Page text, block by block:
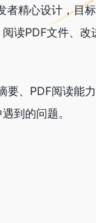
精心设计，目
读PDF文件、改
要、PDF阅读能
到的问题。